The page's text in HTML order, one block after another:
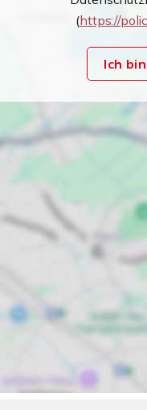
(https://
Ich